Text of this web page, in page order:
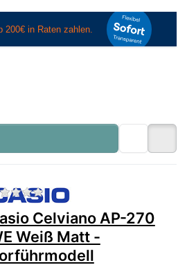
von
Kawai CA
Kawai NOVUS
Grand Hybrid
Ausstellung
Zu diesem Produkt liegen
Celviano AP-270
Weiß Matt -